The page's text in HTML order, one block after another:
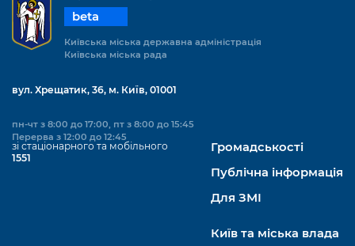
beta
Київська міська державна адміністрація
Київська міська рада
вул. Хрещатик, 36, м. Київ, 01001
пн-чт з 8:00 до 17:00, пт з 8:00 до 15:45
Перерва з 12:00 до 12:45
зі стаціонарного та мобільного
1551
Громадськості
Публічна інформація
Для ЗМІ
Київ та міська влада